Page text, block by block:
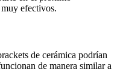
efectivos.
de cerámica podrían
de manera similar a